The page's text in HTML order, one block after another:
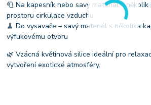
🧻 Na kapesník nebo savý materiál –
prostoru cirkulace vzduchu
🧹 Do vysavače – savý materiál s několika
výfukovému otvoru
🌿 Vzácná květinová silice ideální pro
vytvoření exotické atmosféry.